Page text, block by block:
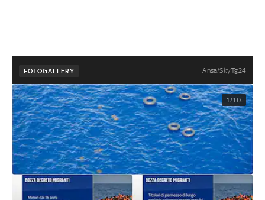
FOTOGALLERY Ansa/Sky Tg24
1/10